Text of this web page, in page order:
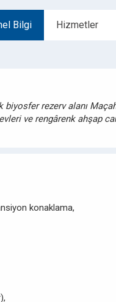
Bilgi Hizmetler
rezerv alanı
ve rengârenk ahşap
konaklama,